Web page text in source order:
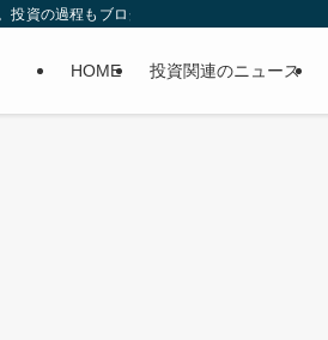
資の過程もブログに書いてます。
HOME 投資関連のニュース